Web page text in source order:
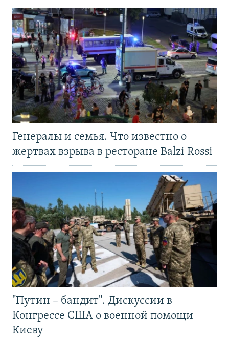
Генералы и семья. Что известно о
жертвах взрыва в ресторане Balzi Rossi
"Путин – бандит". Дискуссии в
Конгрессе США о военной помощи
Киеву